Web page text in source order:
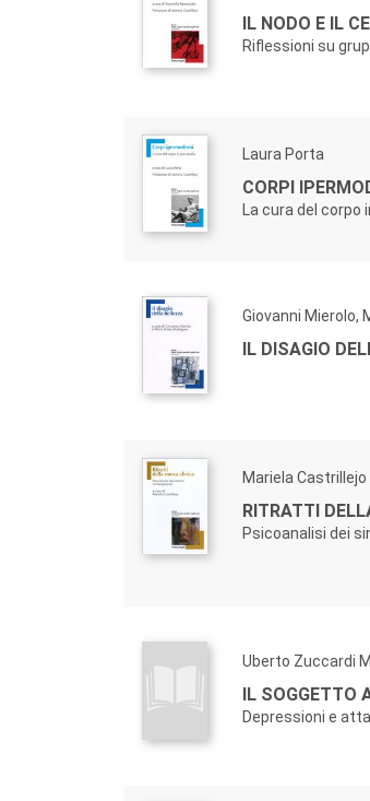
IL NODO E IL
Riflessioni su
Laura Porta
CORPI
La cura del corpo
Giovanni Mierolo,
IL DISAGIO
Mariela Castrillejo
RITRATTI
Psicoanalisi dei
Uberto Zuccardi
IL SOGGETTO
Depressioni e